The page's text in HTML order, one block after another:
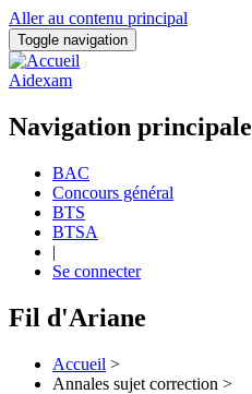
Aller au contenu principal
Toggle navigation
Aidexam
Navigation principale
BAC
Concours général
BTS
BTSA
|
Se connecter
Fil d'Ariane
Accueil >
Annales sujet correction >